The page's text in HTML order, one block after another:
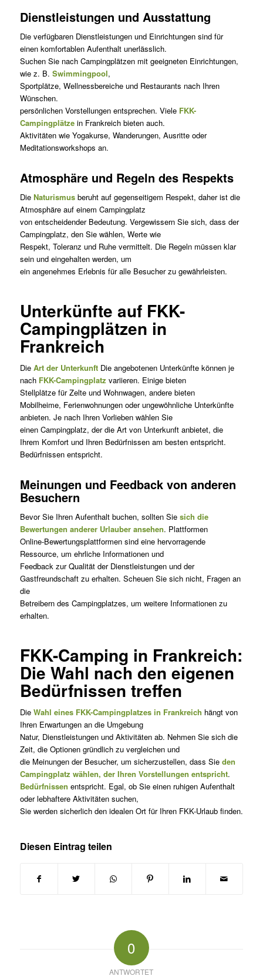
Dienstleistungen und Ausstattung
Die verfügbaren Dienstleistungen und Einrichtungen sind für
einen komfortablen Aufenthalt unerlässlich.
Suchen Sie nach Campingplätzen mit geeigneten Einrichtungen,
wie z. B. Swimmingpool,
Sportplätze, Wellnessbereiche und Restaurants nach Ihren
Wünschen.
persönlichen Vorstellungen entsprechen. Viele FKK-
Campingplätzein Frankreich bieten auch.
Aktivitäten wie Yogakurse, Wanderungen, Ausritte oder
Meditationsworkshops an.
Atmosphäre und Regeln des Respekts
Die Naturismusberuht auf gegenseitigem Respekt, daher ist die
Atmosphäre auf einem Campingplatz
von entscheidender Bedeutung. Vergewissern Sie sich, dass der
Campingplatz, den Sie wählen, Werte wie
Respekt, Toleranz und Ruhe vermittelt. Die Regeln müssen klar
sein und eingehalten werden, um
ein angenehmes Erlebnis für alle Besucher zu gewährleisten.
Unterkünfte auf FKK-
Campingplätzen in
Frankreich
Die Art der UnterkunftDie angebotenen Unterkünfte können je
nach FKK-Campingplatz variieren. Einige bieten
Stellplätze für Zelte und Wohnwagen, andere bieten
Mobilheime, Ferienwohnungen oder ungewöhnliche Unterkünfte
anbieten. Je nach Ihren Vorlieben wählen Sie
einen Campingplatz, der die Art von Unterkunft anbietet, die
Ihrem Komfort und Ihren Bedürfnissen am besten entspricht.
Bedürfnissen entspricht.
Meinungen und Feedback von anderen
Besuchern
Bevor Sie Ihren Aufenthalt buchen, sollten Sie sich die
Bewertungen anderer Urlauber ansehen. Plattformen
Online-Bewertungsplattformen sind eine hervorragende
Ressource, um ehrliche Informationen und
Feedback zur Qualität der Dienstleistungen und der
Gastfreundschaft zu erhalten. Scheuen Sie sich nicht, Fragen an
die
Betreibern des Campingplatzes, um weitere Informationen zu
erhalten.
FKK-Camping in Frankreich:
Die Wahl nach den eigenen
Bedürfnissen treffen
Die Wahl eines FKK-Campingplatzes in Frankreich hängt von
Ihren Erwartungen an die Umgebung
Natur, Dienstleistungen und Aktivitäten ab. Nehmen Sie sich die
Zeit, die Optionen gründlich zu vergleichen und
die Meinungen der Besucher, um sicherzustellen, dass Sie den
Campingplatz wählen, der Ihren Vorstellungen entspricht.
Bedürfnissen entspricht. Egal, ob Sie einen ruhigen Aufenthalt
oder lebhaftere Aktivitäten suchen,
Sie werden sicherlich den idealen Ort für Ihren FKK-Urlaub finden.
Diesen Eintrag teilen
0
ANTWORTET